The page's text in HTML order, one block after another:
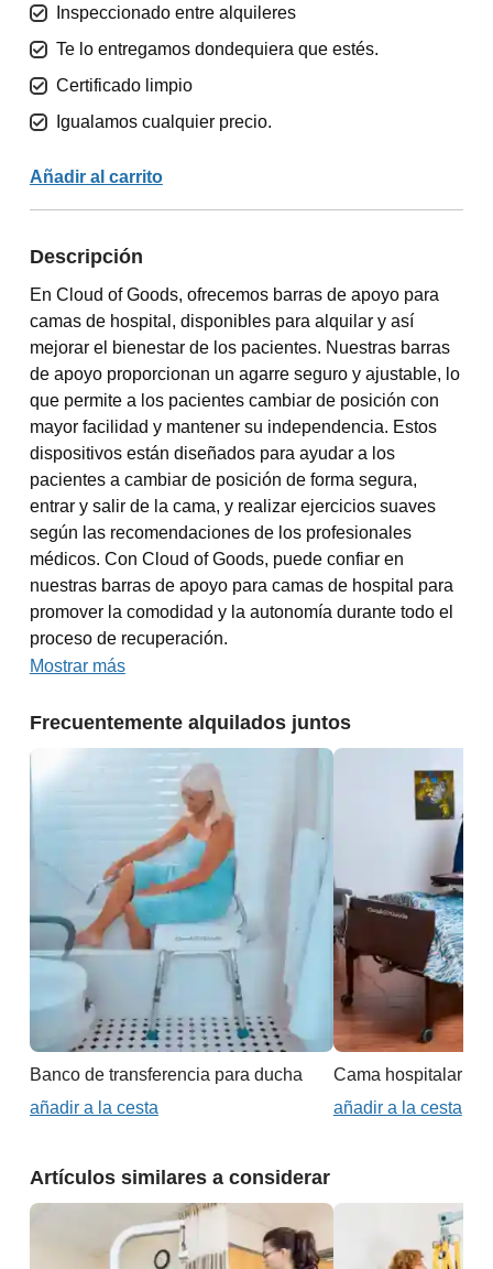
Inspeccionado entre alquileres
Te lo entregamos dondequiera que estés.
Certificado limpio
Igualamos cualquier precio.
Añadir al carrito
Descripción
En Cloud of Goods, ofrecemos barras de apoyo para
camas de hospital, disponibles para alquilar y así
mejorar el bienestar de los pacientes. Nuestras barras
de apoyo proporcionan un agarre seguro y ajustable, lo
que permite a los pacientes cambiar de posición con
mayor facilidad y mantener su independencia. Estos
dispositivos están diseñados para ayudar a los
pacientes a cambiar de posición de forma segura,
entrar y salir de la cama, y realizar ejercicios suaves
según las recomendaciones de los profesionales
médicos. Con Cloud of Goods, puede confiar en
nuestras barras de apoyo para camas de hospital para
promover la comodidad y la autonomía durante todo el
proceso de recuperación.
Mostrar más
Frecuentemente alquilados juntos
Banco de transferencia para ducha
añadir a la cesta
Cama hospitalaria -
añadir a la cesta
Artículos similares a considerar